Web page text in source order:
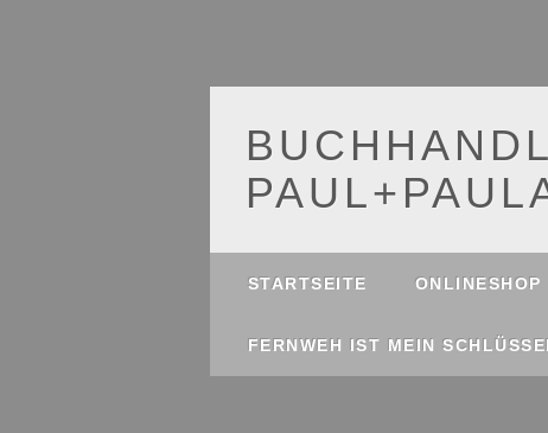
Main menu
STARTSEITE ONLINESHOP
FERNWEH IST MEIN